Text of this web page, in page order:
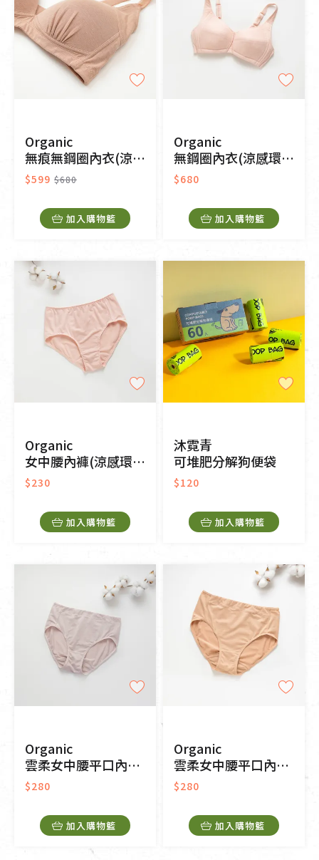
Organic
無痕無鋼圈內衣(涼感環保)-奶茶色
$599 $680
加入購物籃
Organic
無鋼圈內衣(涼感環保)(粉桔色)
$680
加入購物籃
Organic
女中腰內褲(涼感環保)(粉桔色)
$230
加入購物籃
沐霓青
可堆肥分解狗便袋
$120
加入購物籃
Organic
雲柔女中腰平口內褲(涼感環保)(粉芋色)
$280
加入購物籃
Organic
雲柔女中腰平口內褲(涼感環保)(淡茶色)
$280
加入購物籃